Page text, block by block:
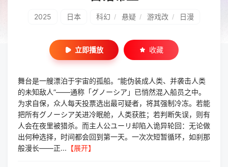
2025 日本 科幻 / 悬疑 / 游戏改 / 日漫
立即播放 收藏
舞台是一艘漂泊于宇宙的孤船。“能伪装成人类、并袭击人类
的未知敌人”——通称「グノーシア」已悄然混入船员之中。
为求自保，众人每天投票选出最可疑者，将其强制冷冻。若能
把所有グノーシア关进冷眠舱，人类获胜；若判断失误，则有
人会在夜里被猎杀。而主人公ユーリ却陷入诡异轮回：无论做
出何种选择，时间都会回到第一天。一次次短暂循环，如刹那
般漫长——正... 【展开】